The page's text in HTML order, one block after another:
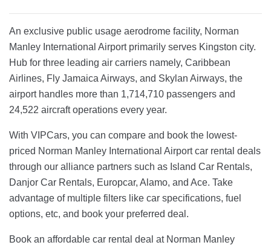
An exclusive public usage aerodrome facility, Norman
Manley International Airport primarily serves Kingston city.
Hub for three leading air carriers namely, Caribbean
Airlines, Fly Jamaica Airways, and Skylan Airways, the
airport handles more than 1,714,710 passengers and
24,522 aircraft operations every year.
With VIPCars, you can compare and book the lowest-
priced Norman Manley International Airport car rental deals
through our alliance partners such as Island Car Rentals,
Danjor Car Rentals, Europcar, Alamo, and Ace. Take
advantage of multiple filters like car specifications, fuel
options, etc, and book your preferred deal.
Book an affordable car rental deal at Norman Manley